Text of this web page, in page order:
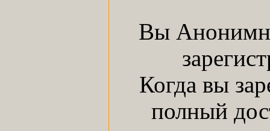
Вы
Когда вы
полный